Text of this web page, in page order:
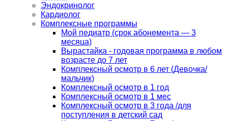
Эндокринолог
Кардиолог
Комплексные программы
Мой педиатр (срок абонемента — 3
месяца)
Вырастайка - годовая программа в любом
возрасте до 7 лет
Комплексный осмотр в 6 лет (Девочка/
мальчик)
Комплексный осмотр в 1 год
Комплексный осмотр в 1 мес
Комплексный осмотр в 3 года /для
поступления в детский сад